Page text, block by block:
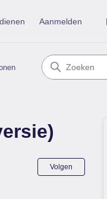
Aanmelden
Volgen Nog